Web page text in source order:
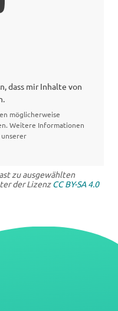
dass mir Inhalte von
möglicherweise
Weitere Informationen
unserer
zu ausgewählten
der LizenzCC BY-SA 4.0